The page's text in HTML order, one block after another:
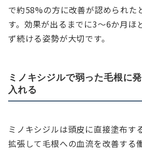
で約58%の方に改善が認められた
す。効果が出るまでに3〜6か月ほ
ず続ける姿勢が大切です。
ミノキシジルで弱った毛根に
入れる
ミノキシジルは頭皮に直接塗布す
拡張して毛根への血流を改善する